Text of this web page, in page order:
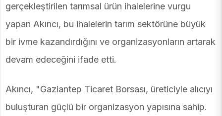
gerçekleştirilen tarımsal ürün ihalelerine vurgu
yapan Akıncı, bu ihalelerin tarım sektörüne büyük
bir ivme kazandırdığını ve organizasyonların artarak
devam edeceğini ifade etti.
Akıncı, "Gaziantep Ticaret Borsası, üreticiyle alıcıyı
buluşturan güçlü bir organizasyon yapısına sahip.